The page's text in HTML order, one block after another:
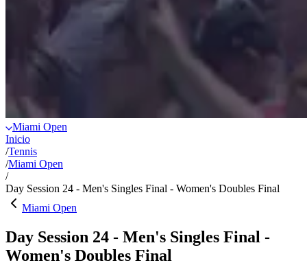
Miami Open
Inicio
/Tennis
/Miami Open
/
Day Session 24 - Men's Singles Final - Women's Doubles Final
Miami Open
Day Session 24 - Men's Singles Final -
Women's Doubles Final